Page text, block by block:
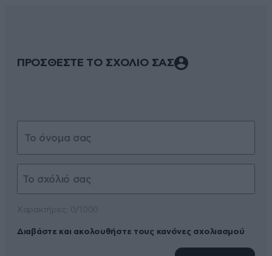
ΠΡΟΣΘΕΣΤΕ ΤΟ ΣΧΟΛΙΟ ΣΑΣ
Διαβάστε και ακολουθήστε τους κανόνες σχολιασμού